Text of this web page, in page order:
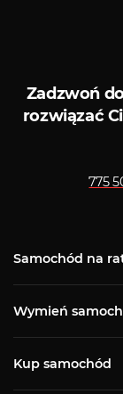
Zadzwoń
rozwiązać
775
Samochód na
Wymień
Kup samochód